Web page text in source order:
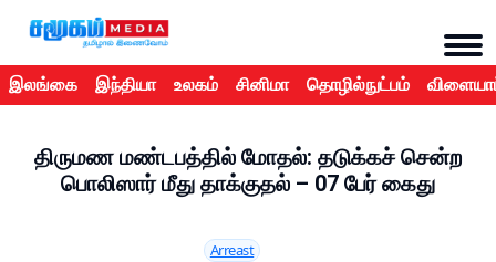
இலங்கை இந்தியா உலகம் சினிமா தொழில்நுட்பம்
திருமண மண்டபத்தில் மோதல்: தடுக்கச் சென்ற
பொலிஸார் மீது தாக்குதல் – 07 பேர் கைது
Arreast